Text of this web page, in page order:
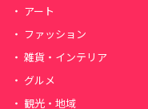
アート
ファッション
雑貨・インテリア
グルメ
観光・地域